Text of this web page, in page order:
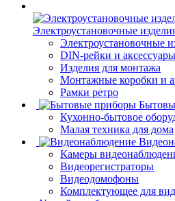
Электроустановочные
Электроустановочные
DIN-рейки и аксессуары
Изделия для монтажа
Монтажные коробки и
Рамки ретро
Кухонно-бытовое
Малая техника для дома
Камеры
Видеорегистраторы
Видеодомофоны
Комплектующее для